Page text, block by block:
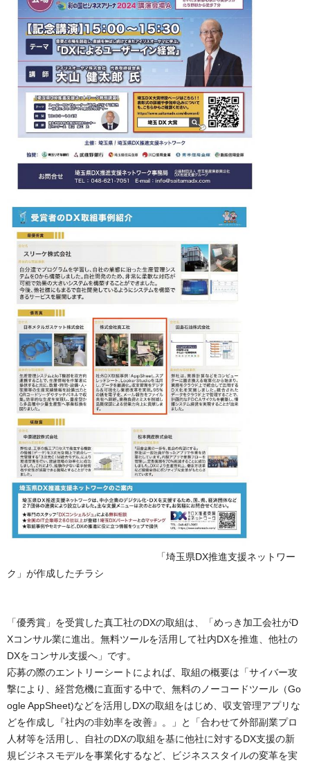
「埼玉県DX推進支援ネットワー
ク」が作成したチラシ
「優秀賞」を受賞した真工社のDXの取組は、「めっき加工会社がD
Xコンサル業に進出。無料ツールを活用して社内DXを推進、他社の
DXをコンサル支援へ」です。
応募の際のエントリーシートによれば、取組の概要は「サイバー攻
撃により、経営危機に直面する中で、無料のノーコードツール（Go
ogle AppSheet)などを活用しDXの取組をはじめ、収支管理アプリな
どを作成し『社内の非効率を改善』。」と「合わせて外部副業プロ
人材等を活用し、自社のDXの取組を基に他社に対するDX支援の新
規ビジネスモデルを事業化するなど、ビジネススタイルの変革を実